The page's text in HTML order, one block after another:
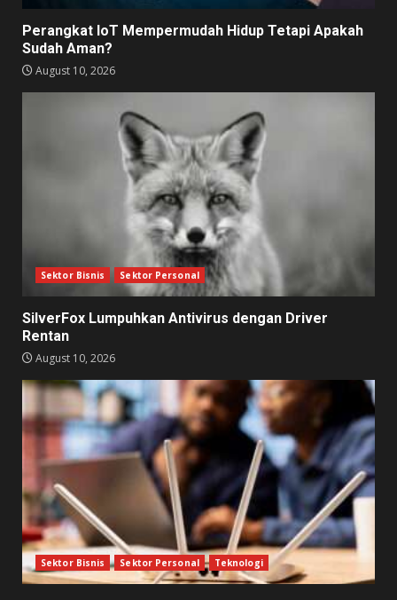
Perangkat IoT Mempermudah Hidup Tetapi Apakah
Sudah Aman?
August 10, 2026
Sektor Bisnis Sektor Personal
SilverFox Lumpuhkan Antivirus dengan Driver
Rentan
August 10, 2026
Sektor Bisnis Sektor Personal Teknologi